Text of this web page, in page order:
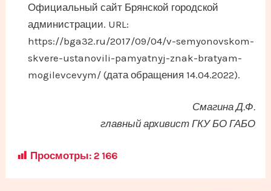
Официальный сайт Брянской городской
администрации. URL:
https://bga32.ru/2017/09/04/v-semyonovskom-
skvere-ustanovili-pamyatnyj-znak-bratyam-
mogilevcevym/ (дата обращения 14.04.2022).
Смагина Д.Ф.
главный архивист ГКУ БО ГАБО
Просмотры: 2 166